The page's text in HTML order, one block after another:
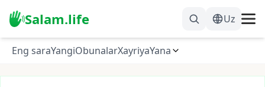
Salam.life Uz
Eng saraYangiObunalarXayriyaYana